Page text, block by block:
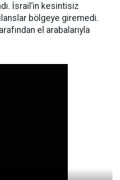
İsrail’in kesintisiz
bölgeye giremedi.
el arabalarıyla